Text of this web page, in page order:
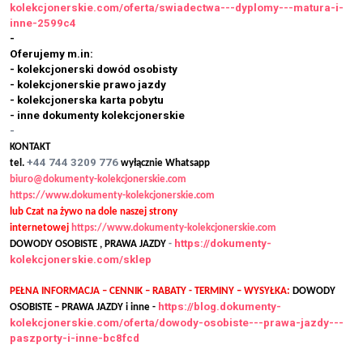
kolekcjonerskie.com/oferta/swiadectwa---dyplomy---matura-i-
inne-2599c4
-
Oferujemy m.in:
- kolekcjonerski dowód osobisty
- kolekcjonerskie prawo jazdy
- kolekcjonerska karta pobytu
- inne dokumenty kolekcjonerskie
-
KONTAKT
tel. +44 744 3209 776 wyłącznie Whatsapp
biuro@dokumenty-kolekcjonerskie.com
https://www.dokumenty-kolekcjonerskie.com
lub Czat na żywo na dole naszej strony
internetowej https://www.dokumenty-kolekcjonerskie.com
DOWODY OSOBISTE , PRAWA JAZDY - https://dokumenty-
kolekcjonerskie.com/sklep
PEŁNA INFORMACJA – CENNIK – RABATY - TERMINY – WYSYŁKA: DOWODY
OSOBISTE – PRAWA JAZDY i inne - https://blog.dokumenty-
kolekcjonerskie.com/oferta/dowody-osobiste---prawa-jazdy---
paszporty-i-inne-bc8fcd